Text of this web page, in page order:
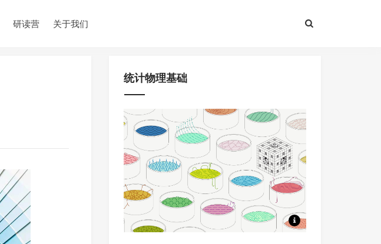
研读营 关于我们
统计物理基础
8节课程，问题驱动+大量应用